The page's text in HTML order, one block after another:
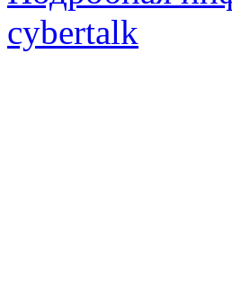
cybertalk